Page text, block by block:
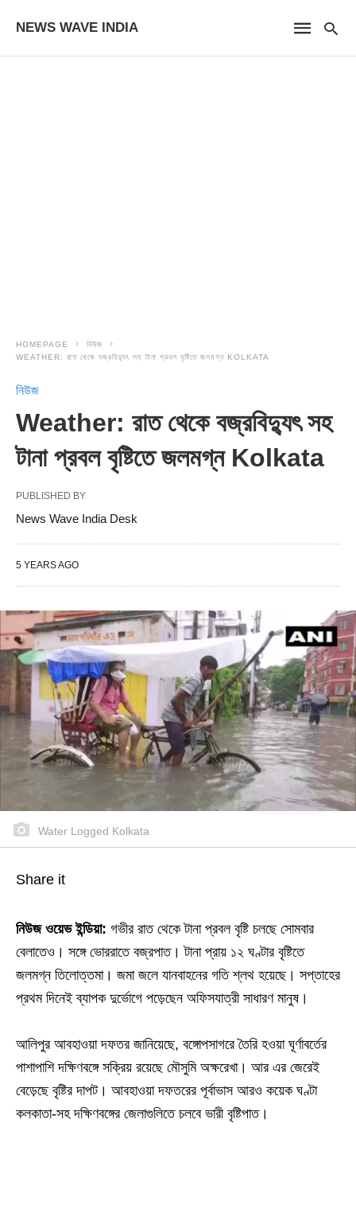
NEWS WAVE INDIA
HOMEPAGE
নিউজ
WEATHER: রাত থেকে বজ্রবিদ্যুৎ সহ টানা প্রবল বৃষ্টিতে জলমগ্ন KOLKATA
নিউজ
Weather: রাত থেকে বজ্রবিদ্যুৎ সহ
টানা প্রবল বৃষ্টিতে জলমগ্ন Kolkata
PUBLISHED BY
News Wave India Desk
5 YEARS AGO
Water Logged Kolkata
Share it
নিউজ ওয়েভ ইন্ডিয়া: গভীর রাত থেকে টানা প্রবল বৃষ্টি চলছে সোমবার
বেলাতেও। সঙ্গে ভোররাতে বজ্রপাত। টানা প্রায় ১২ ঘণ্টার বৃষ্টিতে
জলমগ্ন তিলোত্তমা। জমা জলে যানবাহনের গতি শ্লথ হয়েছে। সপ্তাহের
প্রথম দিনেই ব্যাপক দুর্ভোগে পড়েছেন অফিসযাত্রী সাধারণ মানুষ।
আলিপুর আবহাওয়া দফতর জানিয়েছে, বঙ্গোপসাগরে তৈরি হওয়া ঘূর্ণাবর্তের
পাশাপাশি দক্ষিণবঙ্গে সক্রিয় রয়েছে মৌসুমি অক্ষরেখা। আর এর জেরেই
বেড়েছে বৃষ্টির দাপট। আবহাওয়া দফতরের পূর্বাভাস আরও কয়েক ঘণ্টা
কলকাতা-সহ দক্ষিণবঙ্গের জেলাগুলিতে চলবে ভারী বৃষ্টিপাত।